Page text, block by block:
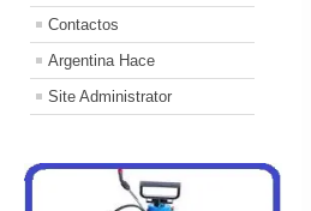
Contactos
Argentina Hace
Site Administrator